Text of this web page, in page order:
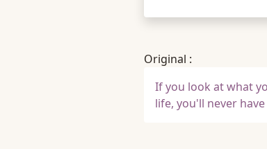
Original :
If you look at what
life, you'll never